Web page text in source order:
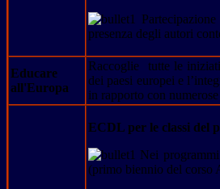
presenza degli autori
Educare
all'Europa
Raccoglie tutte le
dei paesi europei e
in rapporto con
ECDL per le classi del
Nei
(primo biennio del corso